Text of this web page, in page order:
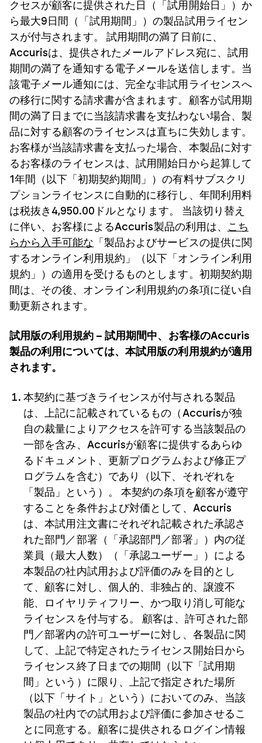
クセスが顧客に提供された日（「試用開始日」）か
ら最大9日間（「試用期間」）の製品試用ライセン
スが付与されます。 試用期間の満了日前に、
Accurisは、提供されたメールアドレス宛に、試用
期間の満了を通知する電子メールを送信します。当
該電子メール通知には、完全な非試用ライセンスへ
の移行に関する請求書が含まれます。顧客が試用期
間の満了日までに当該請求書を支払わない場合、製
品に対する顧客のライセンスは直ちに失効します。
お客様が当該請求書を支払った場合、本製品に対す
るお客様のライセンスは、試用開始日から起算して
1年間（以下「初期契約期間」）の有料サブスクリ
プションライセンスに自動的に移行し、年間利用料
は税抜き4,950.00ドルとなります。 当該切り替え
に伴い、お客様によるAccuris製品の利用は、
こち
らから入手可能な 「製品およびサービスの提供に関
するオンライン利用規約」（以下「オンライン利用
規約」）の適用を受けるものとします。初期契約期
間は、その後、オンライン利用規約の条項に従い自
動更新されます。
試用版の利用規約 – 試用期間中、お客様のAccuris
製品の利用については、本試用版の利用規約が適用
されます。
本契約に基づきライセンスが付与される製品
は、上記に記載されているもの（Accurisが独
自の裁量によりアクセスを許可する当該製品の
一部を含み、Accurisが顧客に提供するあらゆ
るドキュメント、更新プログラムおよび修正プ
ログラムを含む）であり（以下、それぞれを
「製品」という）。 本契約の条項を顧客が遵守
することを条件および対価として、Accuris
は、本試用注文書にそれぞれ記載された承認さ
れた部門／部署（「承認部門／部署」）内の従
業員（最大人数）（「承認ユーザー」）による
本製品の社内試用および評価のみを目的とし
て、顧客に対し、個人的、非独占的、譲渡不
能、ロイヤリティフリー、かつ取り消し可能な
ライセンスを付与する。 顧客は、許可された部
門／部署内の許可ユーザーに対し、各製品に関
して、上記で特定されたライセンス開始日から
ライセンス終了日までの期間（以下「試用期
間」という）に限り、上記で指定された場所
（以下「サイト」という）においてのみ、当該
製品の社内での試用および評価に参加させるこ
とに同意する。顧客に提供されるログイン情報